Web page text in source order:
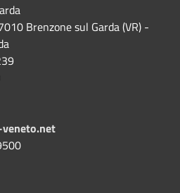
Brenzone sul Garda (VR) -